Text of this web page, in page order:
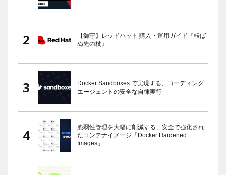
【御守】レッドハット 購入・運用ガイド『転ば
ぬ先の杖』
Docker Sandboxes で実現する、コーディング
エージェントの安全な自律実行
脆弱性管理を大幅に削減する、安全で強化され
たコンテナイメージ「Docker Hardened
Images」